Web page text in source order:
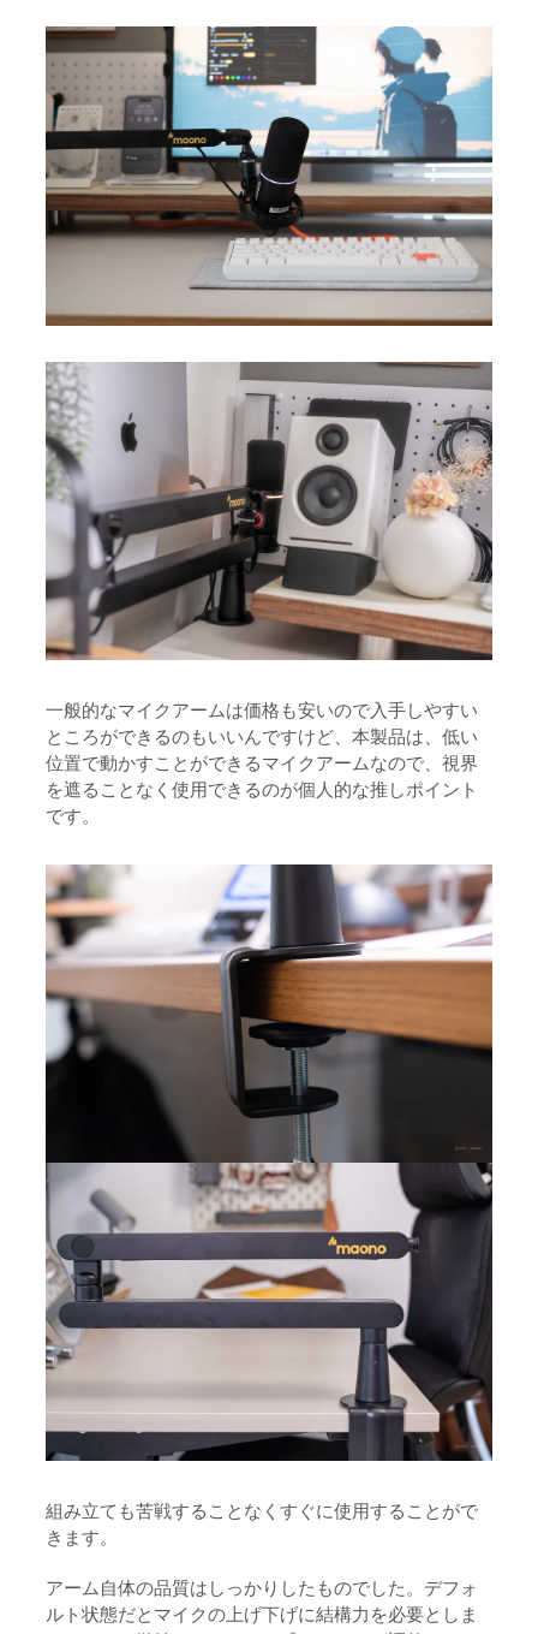
一般的なマイクアームは価格も安いので入手しやすい
ところができるのもいいんですけど、本製品は、低い
位置で動かすことができるマイクアームなので、視界
を遮ることなく使用できるのが個人的な推しポイント
です。
組み立ても苦戦することなくすぐに使用することがで
きます。
アーム自体の品質はしっかりしたものでした。デフォ
ルト状態だとマイクの上げ下げに結構力を必要としま